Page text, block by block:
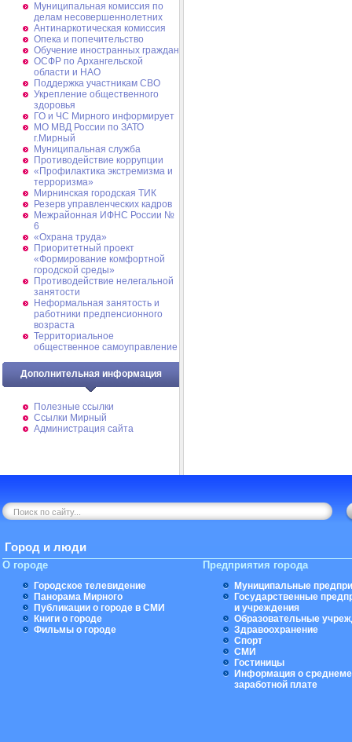
Муниципальная комиссия по
делам несовершеннолетних
Антинаркотическая комиссия
Опека и попечительство
Обучение иностранных граждан
ОСФР по Архангельской
области и НАО
Поддержка участникам СВО
Укрепление общественного
здоровья
ГО и ЧС Мирного информирует
МО МВД России по ЗАТО
г.Мирный
Муниципальная cлужба
Противодействие коррупции
«Профилактика экстремизма и
терроризма»
Мирнинская городская ТИК
Резерв управленческих кадров
Межрайонная ИФНС России №
6
«Охрана труда»
Приоритетный проект
«Формирование комфортной
городской среды»
Противодействие нелегальной
занятости
Неформальная занятость и
работники предпенсионного
возраста
Территориальное
общественное самоуправление
Дополнительная информация
Полезные ссылки
Ссылки Мирный
Администрация сайта
Город и люди
О городе
Городское телевидение
Панорама Мирного
Публикации о городе в СМИ
Книги о городе
Фильмы о городе
Предприятия города
Муниципальные
Государственные
и учреждения
Образовательные
Здравоохранение
Спорт
СМИ
Гостиницы
Информация о
заработной плате